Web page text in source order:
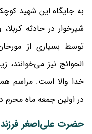
به جایگاه این شهید
شیرخوار در حادثه
توسط بسیاری از
الحوائج نیز می‌خوانند،
خدا والا است. مراسم
در اولین جمعه ماه محرم
حضرت علی‌اصغر